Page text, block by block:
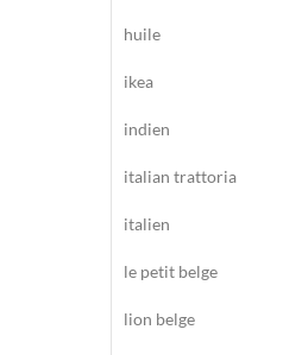
huile
ikea
indien
italian trattoria
italien
le petit belge
lion belge